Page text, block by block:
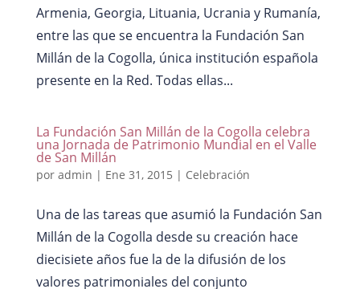
Armenia, Georgia, Lituania, Ucrania y Rumanía,
entre las que se encuentra la Fundación San
Millán de la Cogolla, única institución española
presente en la Red. Todas ellas...
La Fundación San Millán de la Cogolla celebra
una Jornada de Patrimonio Mundial en el Valle
de San Millán
por admin | Ene 31, 2015 | Celebración
Una de las tareas que asumió la Fundación San
Millán de la Cogolla desde su creación hace
diecisiete años fue la de la difusión de los
valores patrimoniales del conjunto